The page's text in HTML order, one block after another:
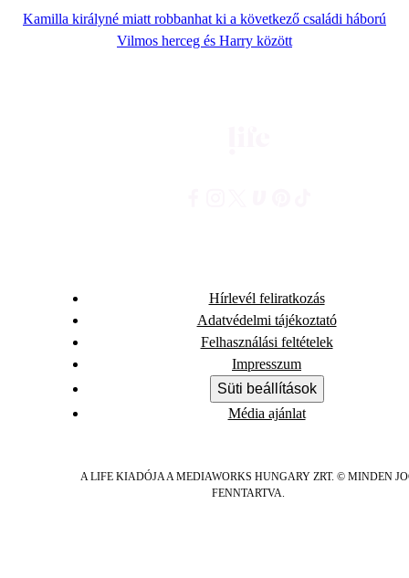
Kamilla királyné miatt robbanhat ki a következő családi háború
Vilmos herceg és Harry között
Hírlevél feliratkozás
Adatvédelmi tájékoztató
Felhasználási feltételek
Impresszum
Süti beállítások
Média ajánlat
A LIFE KIADÓJA A MEDIAWORKS HUNGARY ZRT. © MINDEN
FENNTARTVA.